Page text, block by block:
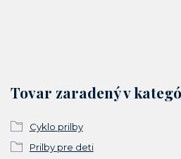
Tovar zaradený v
Cyklo prilby
Prilby pre deti